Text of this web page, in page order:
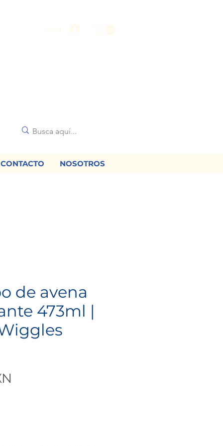
CONTACTO NOSOTROS
de avena
473ml |